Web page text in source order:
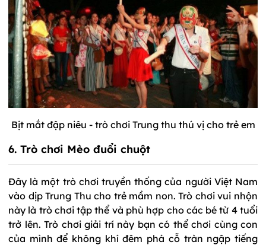
Bịt mắt đập niêu - trò chơi Trung thu thú vị cho trẻ em
6. Trò chơi Mèo đuổi chuột
Đây là một trò chơi truyền thống của người Việt Nam
vào dịp Trung Thu cho trẻ mầm non. Trò chơi vui nhộn
này là trò chơi tập thể và phù hợp cho các bé từ 4 tuổi
trở lên. Trò chơi giải trí này bạn có thể chơi cùng con
của mình để không khí đêm phá cỗ tràn ngập tiếng